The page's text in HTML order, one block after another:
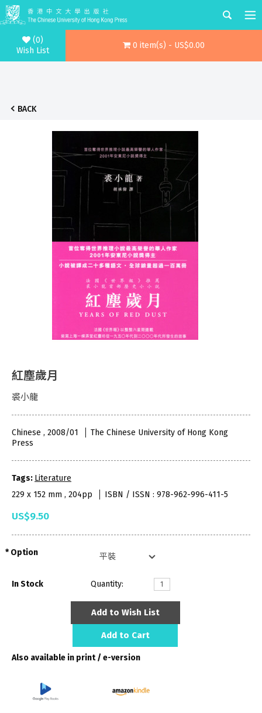
(0)
Wish List
0 item(s) - US$0.00
BACK
紅塵歲月
裘小龍
Chinese , 2008/01
The Chinese University of Hong Kong
Press
Tags: Literature
229 x 152 mm , 204pp
ISBN / ISSN : 978-962-996-411-5
US$9.50
Option
In Stock Quantity:
Add to Wish List
Add to Cart
Also available in print / e-version